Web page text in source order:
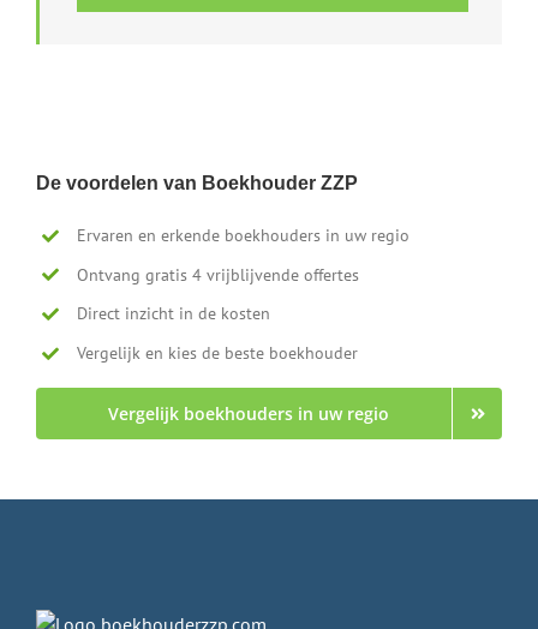
De voordelen van Boekhouder ZZP
Ervaren en erkende boekhouders in uw regio
Ontvang gratis 4 vrijblijvende offertes
Direct inzicht in de kosten
Vergelijk en kies de beste boekhouder
Vergelijk boekhouders in uw regio